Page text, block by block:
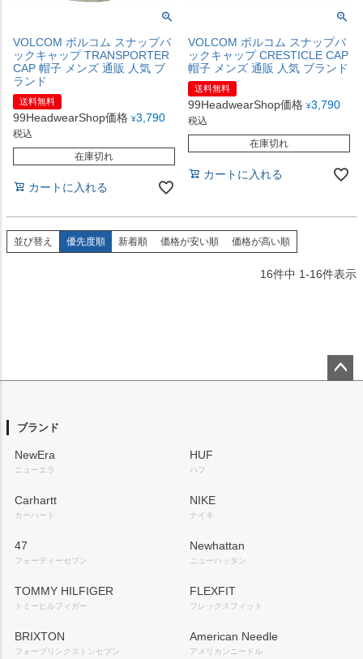
VOLCOM ボルコム スナップバ
ックキャップ TRANSPORTER
CAP 帽子 メンズ 通販 人気 ブ
ランド
送料無料
99HeadwearShop価格 ¥3,790
税込
在庫切れ
カートに入れる
VOLCOM ボルコム スナップバ
ックキャップ CRESTICLE CAP
帽子 メンズ 通販 人気 ブランド
送料無料
99HeadwearShop価格 ¥3,790
税込
在庫切れ
カートに入れる
並び替え 優先度順 新着順 価格が安い順 価格が高い順
16件中 1-16件表示
ブランド
NewEra
ニューエラ
HUF
ハフ
Carhartt
カーハート
NIKE
ナイキ
47
フォーティーセブン
Newhattan
ニューハッタン
TOMMY HILFIGER
トミーヒルフィガー
FLEXFIT
フレックスフィット
BRIXTON
フォーブリンクストンセブン
American Needle
アメリカンニードル